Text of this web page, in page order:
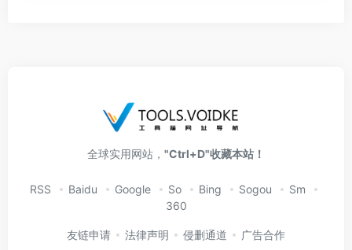
全球实用网站， "Ctrl+D"收藏本站！
RSS Baidu Google So Bing Sogou
Sm
360
友链申请 法律声明 侵删通道 广告合作